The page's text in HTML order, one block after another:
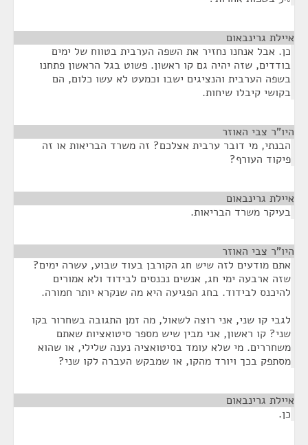
איילת גרינבאום
כן. אבל אנחנו נחזיר את השפה הערבית בטווח של ימים
בודדים, שזה יהיה גם קו ראשון. פשוט בגל הראשון פתחנו
בשפה הערבית והנציגים ישבו וכמעט לא עשו כלום, הם
בקושי קיבלו שיחות.
היו"ר צבי האוזר
הבנתי, מי דובר ערבית אצלכם? זה משרד הבריאות או זה
פיקוד העורף?
איילת גרינבאום
בעיקר משרד הבריאות.
היו"ר צבי האוזר
אתם מודעים לזה שיש חג הקורבן בעוד שבוע, עשרה ימים?
שזה ארבעה ימי חג, אנשים נכנסים לבידוד ולא אמורים
להיכנס לבידוד. בחג הפגיעה היא מה שנקרא יותר חמורה.
לגבי קו שני, אני רוצה לשאול, מה זמן התגובה בשחרור בקו
שני? קו ראשון, אני מבין שיש מספר סיטואציות שאתם
משחררים. מי שלא עומד בסיטואציה נענה שלילי, או שהוא
מסתפק בכך ויורד מהקו, או שמבקש העברה לקו שני?
איילת גרינבאום
כן.